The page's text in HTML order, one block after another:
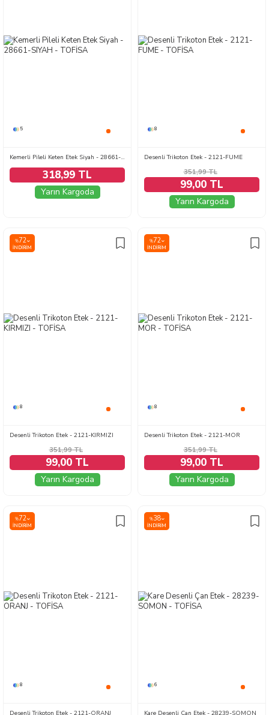
5
Kemerli Pileli Keten Etek Siyah - 28661-SIYAH
318,99 TL
Yarın Kargoda
8
Desenli Trikoton Etek - 2121-FUME
351,99TL
99,00 TL
Yarın Kargoda
%72
İNDIRIM
8
Desenli Trikoton Etek - 2121-KIRMIZI
351,99TL
99,00 TL
Yarın Kargoda
%72
İNDIRIM
8
Desenli Trikoton Etek - 2121-MOR
351,99TL
99,00 TL
Yarın Kargoda
%72
İNDIRIM
8
Desenli Trikoton Etek - 2121-ORANJ
%38
İNDIRIM
6
Kare Desenli Çan Etek - 28239-SOMON